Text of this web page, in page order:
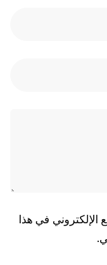
الإلكتروني في هذا